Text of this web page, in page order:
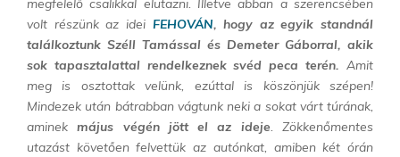
megfelelő csalikkal elutazni. Illetve abban a szerencsében
volt részünk az ideiFEHOVÁN, hogy az egyik standnál
találkoztunk Széll Tamással és Demeter Gáborral, akik
sok tapasztalattal rendelkeznek svéd peca terén. Amit
meg is osztottakvelünk, ezúttal is köszönjük szépen!
Mindezek után bátrabban vágtunk neki a sokat várt túrának,
aminekmájus végén jött el az ideje. Zökkenőmentes
utazást követően felvettük az autónkat, amiben két órán